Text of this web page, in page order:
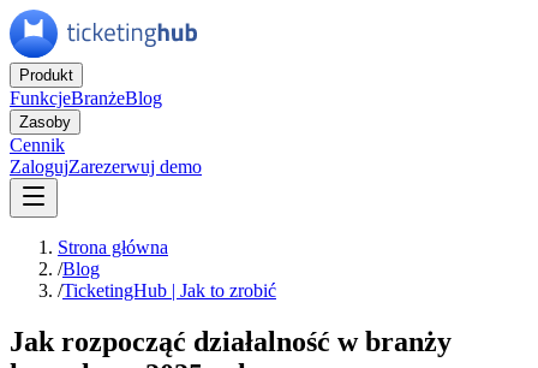
Produkt
FunkcjeBranżeBlog
Zasoby
Cennik
ZalogujZarezerwuj demo
Strona główna
/Blog
/TicketingHub | Jak to zrobić
Jak rozpocząć działalność w branży